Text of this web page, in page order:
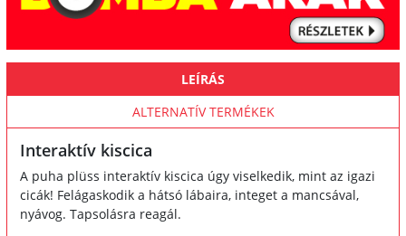
LEÍRÁS
ALTERNATÍV TERMÉKEK
Interaktív kiscica
A puha plüss interaktív kiscica úgy viselkedik, mint az igazi
cicák! Felágaskodik a hátsó lábaira, integet a mancsával,
nyávog. Tapsolásra reagál.